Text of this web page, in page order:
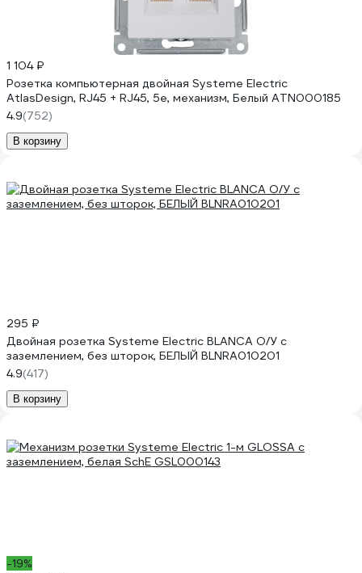
1 104 ₽
Розетка компьютерная двойная Systeme Electric
AtlasDesign, RJ45 + RJ45, 5e, механизм, Белый ATN000185
4.9(752)
В корзину
295 ₽
Двойная розетка Systeme Electric BLANCA О/У с
заземлением, без шторок, БЕЛЫЙ BLNRA010201
4.9(417)
В корзину
-19%